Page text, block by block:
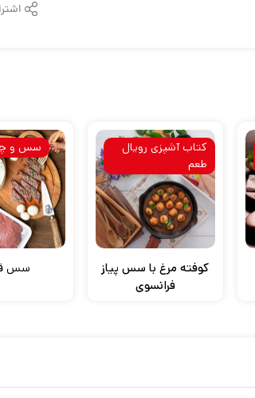
کوفته مرغ با سس پیاز
فرانسوی
کتاب آشپزی رویال
طعم
سس
سس و